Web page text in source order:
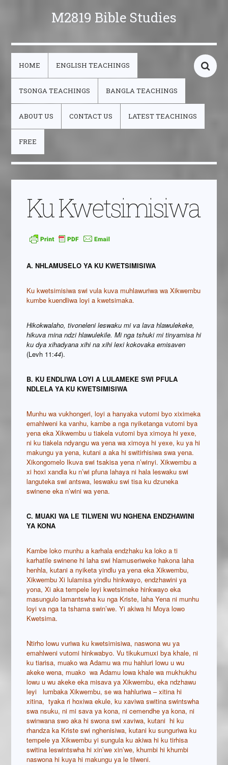
M2819 Bible Studies
HOME ENGLISH TEACHINGS
TSONGA TEACHINGS BANGLA TEACHINGS
ABOUT US CONTACT US LATEST TEACHINGS
FREE
Ku Kwetsimisiwa
A. NHLAMUSELO YA KU KWETSIMISIWA
Ku kwetsimisiwa swi vula kuva muhlawuriwa wa Xikwembu
kumbe kuendliwa loyi a kwetsimaka.
Hikokwalaho, tivoneleni leswaku mi va lava hlawulekeke,
hikuva mina ndzi hlawulekile. Mi nga tshuki mi tinyamisa hi
ku dya xihadyana xihi na xihi lexi kokovaka emisaven
(Levh 11:44).
B. KU ENDLIWA LOYI A LULAMEKE SWI PFULA
NDLELA YA KU KWETSIMISIWA
Munhu wa vukhongeri, loyi a hanyaka vutomi byo xiximeka
emahlweni ka vanhu, kambe a nga nyiketanga vutomi bya
yena eka Xikwembu u tiakela vutomi bya ximoya hi yexe,
ni ku tiakela ndyangu wa yena wa ximoya hi yexe, ku ya hi
makungu ya yena, kutani a aka hi switirhisiwa swa yena.
Xikongomelo Ikuva swi tsakisa yena n’winyi. Xikwembu a
xi hoxi xandla ku n’wi pfuna lahaya ni hala leswaku swi
languteka swi antswa, leswaku swi tisa ku dzuneka
swinene eka n’wini wa yena.
C. MUAKI WA LE TILWENI WU NGHENA ENDZHAWINI
YA KONA
Kambe loko munhu a karhala endzhaku ka loko a ti
karhatile swinene hi laha swi hlamuseriweke hakona laha
henhla, kutani a nyiketa yindlu ya yena eka Xikwembu,
Xikwembu Xi lulamisa yindlu hinkwayo, endzhawini ya
yona, Xi aka tempele leyi kwetsimeke hinkwayo eka
masungulo lamantswha ku nga Kriste, laha Yena ni munhu
loyi va nga ta tshama swin’we. Yi akiwa hi Moya lowo
Kwetsima.
Ntirho lowu vuriwa ku kwetsimisiwa, naswona wu ya
emahlweni vutomi hinkwabyo. Vu tikukumuxi bya khale, ni
ku tiarisa, muako wa Adamu wa mu hahluri lowu u wu
akeke wena, muako wa Adamu lowa khale wa mukhukhu
lowu u wu akeke eka misava ya Xikwembu, eka ndzhawu
leyi lumbaka Xikwembu, se wa hahluriwa – xitina hi
xitina, tyaka ri hoxiwa ekule, ku xaviwa switina swintswha
swa nsuku, ni mi sava ya kona, ni cemendhe ya kona, ni
swinwana swo aka hi swona swi xaviwa, kutani hi ku
rhandza ka Kriste swi nghenisiwa, kutani ku sunguriwa ku
tempele ya Xikwembu yi sungula ku akiwa hi ku tirhisa
switina leswintswha hi xin’we xin’we, khumbi hi khumbi
naswona hi kuya hi makungu ya le tilweni.